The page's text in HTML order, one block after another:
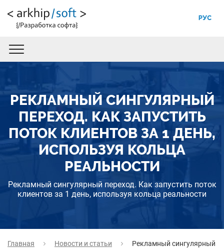
РУС
РЕКЛАМНЫЙ СИНГУЛЯРНЫЙ
ПЕРЕХОД. КАК ЗАПУСТИТЬ
ПОТОК КЛИЕНТОВ ЗА 1 ДЕНЬ,
ИСПОЛЬЗУЯ КОЛЬЦА
РЕАЛЬНОСТИ
Рекламный сингулярный переход. Как запустить поток
клиентов за 1 день, используя кольца реальности
Главная Новости и статьи
Рекламный сингулярный